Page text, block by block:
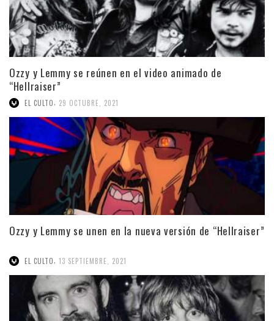
Ozzy y Lemmy se reúnen en el video animado de
“Hellraiser”
EL CULTO, 29 OCTUBRE, 2021
Ozzy y Lemmy se unen en la nueva versión de “Hellraiser”
EL CULTO 13 SEPTIEMBRE, 2021